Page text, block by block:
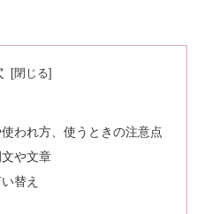
使われ方、使うときの注意点
文や文章
替え